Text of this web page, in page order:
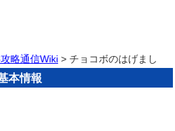
略通信Wiki > チョコボのはげまし
本情報